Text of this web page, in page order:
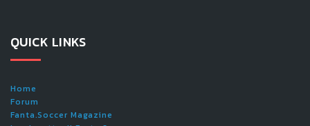
QUICK LINKS
Home
Forum
Fanta.Soccer Magazine